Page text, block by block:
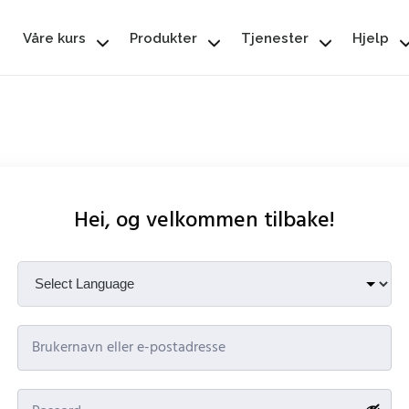
Våre kurs Produkter Tjenester Hjelp
Hei, og velkommen tilbake!